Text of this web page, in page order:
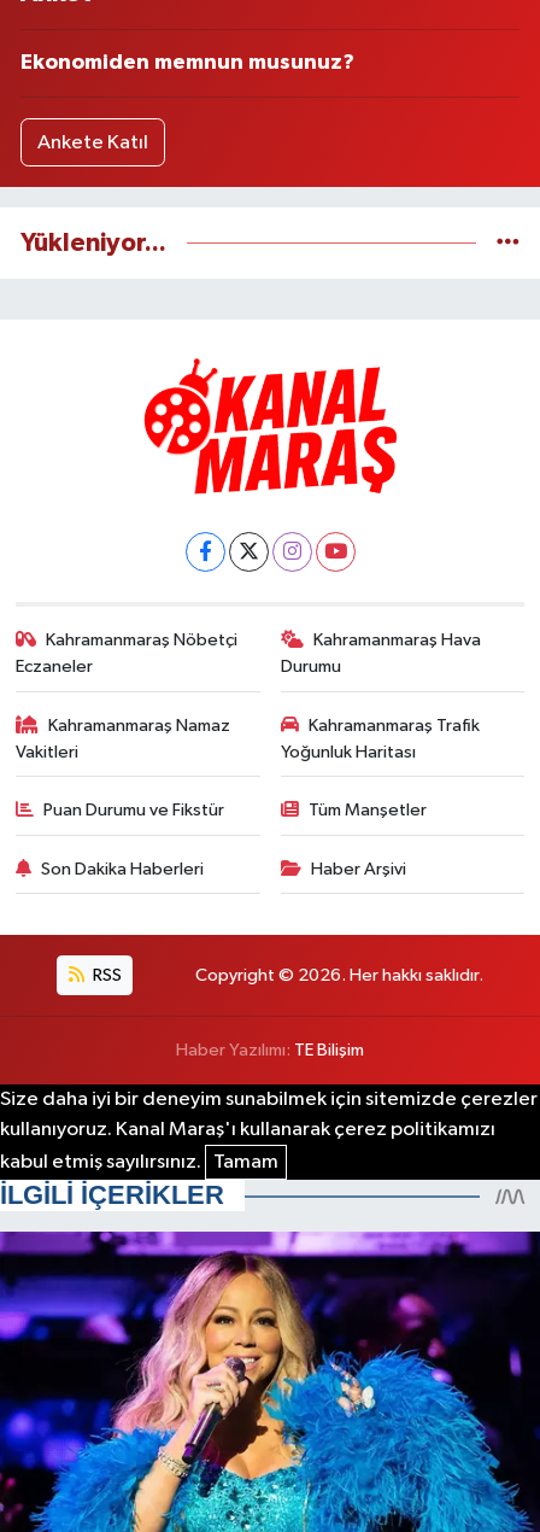
Ekonomiden memnun musunuz?
Ankete Katıl
Yükleniyor...
Kahramanmaraş Nöbetçi
Eczaneler
Kahramanmaraş Hava
Durumu
Kahramanmaraş Namaz
Vakitleri
Kahramanmaraş Trafik
Yoğunluk Haritası
Puan Durumu ve Fikstür Tüm Manşetler
Son Dakika Haberleri Haber Arşivi
RSS Copyright © 2026. Her hakkı saklıdır.
Haber Yazılımı: TE Bilişim
Size daha iyi bir deneyim sunabilmek için sitemizde çerezler
kullanıyoruz. Kanal Maraş'ı kullanarak çerez politikamızı
kabul etmiş sayılırsınız.
Tamam